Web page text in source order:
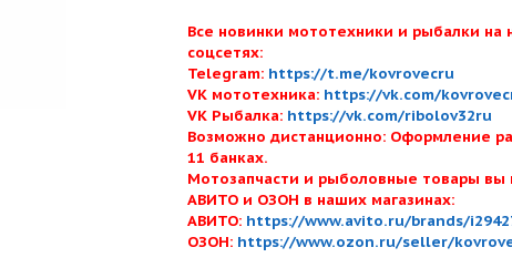
Все новинки мототехники и рыбалки на
соцсетях:
Telegram: https://t.me/kovrovecru
VK мототехника: https://vk.com/
VK Рыбалка: https://vk.com/ribolov32ru
Возможно дистанционно: Оформление
11 банках.
Мотозапчасти и рыболовные товары
АВИТО и ОЗОН в наших магазинах:
АВИТО: https://www.avito.ru/brands/
ОЗОН: https://www.ozon.ru/seller/